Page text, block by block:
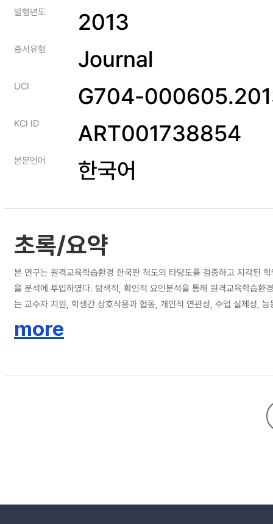
발행년도 2013
총서유형 Journal
UCI G704-
KCI ID ART001738854
본문언어 한국어
초록/요약
본 연구는 원격교육학습환경 한국판 척도의 타당도를 검증하고 지각된
을 분석에 투입하였다. 탐색적, 확인적 요인분석을 통해 원격교육학습
는 교수자 지원, 학생간 상호작용과 협동, 개인적 연관성, 수업 실제성,
한 영향을 미치는 것으로 나타났다. 이러한 결과를 토대로 결론 및 시사
more